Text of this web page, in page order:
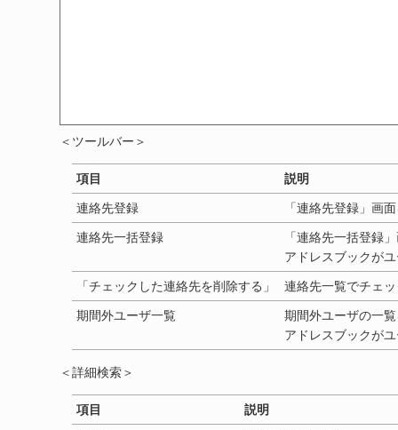
＜ツールバー＞
項目 説明
連絡先登録 「連絡先登録」画
連絡先一括登録
「連絡先一括登録
アドレスブックが
「チェックした連絡先を削除する」 連絡先一覧でチェ
期間外ユーザ一覧
期間外ユーザの一
アドレスブックが
＜詳細検索＞
項目 説明